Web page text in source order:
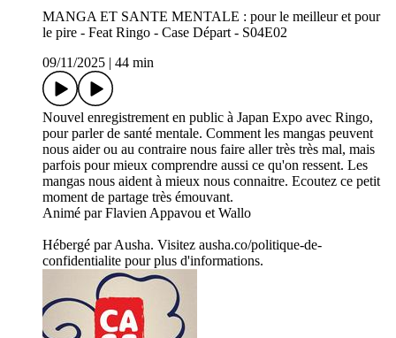
MANGA ET SANTE MENTALE : pour le meilleur et pour
le pire - Feat Ringo - Case Départ - S04E02
09/11/2025
44 min
Nouvel enregistrement en public à Japan Expo avec Ringo,
pour parler de santé mentale. Comment les mangas peuvent
nous aider ou au contraire nous faire aller très très mal, mais
parfois pour mieux comprendre aussi ce qu'on ressent. Les
mangas nous aident à mieux nous connaitre. Ecoutez ce petit
moment de partage très émouvant.
Animé par Flavien Appavou et Wallo
Hébergé par Ausha. Visitez ausha.co/politique-de-
confidentialite pour plus d'informations.